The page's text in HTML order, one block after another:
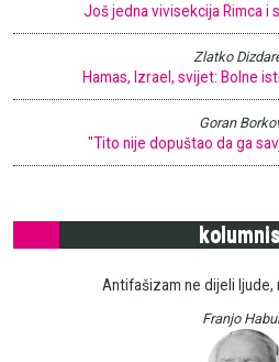
Još jedna vivisekcija Rimca i
Zlatko
Hamas, Izrael, svijet: Bolne
Goran
"Tito nije dopuštao da ga
Antifašizam ne dijeli ljude,
Franjo